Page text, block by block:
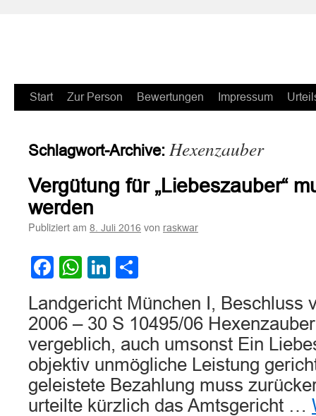
Zum
springen
Start Zur Person Bewertungen Impressum
Schlagwort-Archive: Hexenzauber
Vergütung für „Liebeszauber“
werden
Publiziert am 8. Juli 2016 von raskwar
Facebook
WhatsApp
LinkedIn
Landgericht München I, Beschluss
2006 – 30 S 10495/06
vergeblich, auch umsonst Ein
objektiv unmögliche Leistung
geleistete Bezahlung muss
urteilte kürzlich das Amtsgericht …